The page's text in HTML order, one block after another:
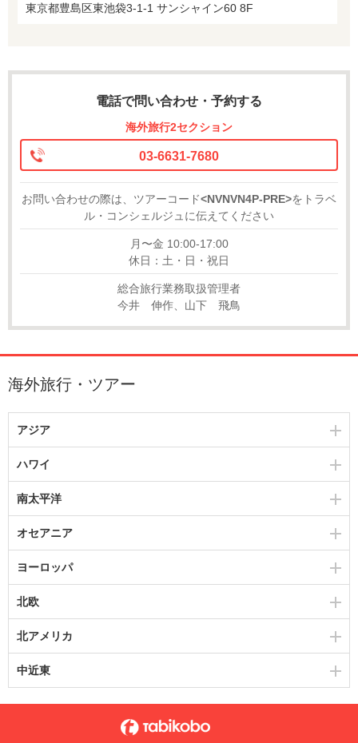
東京都豊島区東池袋3-1-1 サンシャイン60 8F
電話で問い合わせ・予約する
海外旅行2セクション
03-6631-7680
お問い合わせの際は、ツアーコード<NVNVN4P-PRE>をトラベ
ル・コンシェルジュに伝えてください
月〜金 10:00-17:00
休日：土・日・祝日
総合旅行業務取扱管理者
今井 伸作、山下 飛鳥
海外旅行・ツアー
アジア
ハワイ
南太平洋
オセアニア
ヨーロッパ
北欧
北アメリカ
中近東